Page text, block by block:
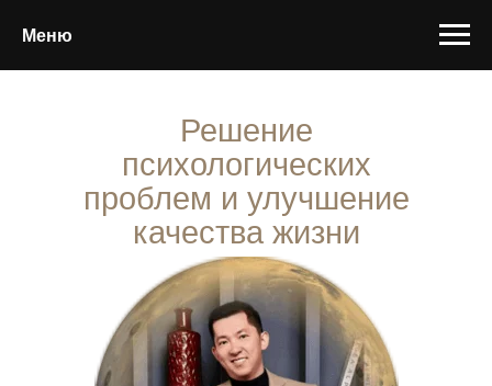
Меню
Решение
психологических
проблем и улучшение
качества жизни